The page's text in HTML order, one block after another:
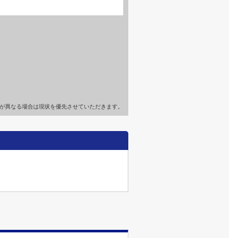
なる場合は現状を優先させていただきます。